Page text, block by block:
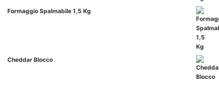
Formaggio Spalmabile 1,5 Kg
Cheddar Blocco